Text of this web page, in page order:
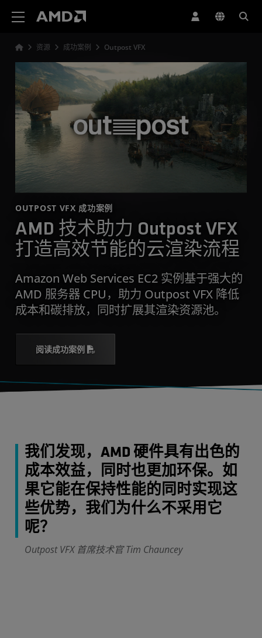
资源 成功案例 Outpost VFX
OUTPOST VFX 成功案例
AMD 技术助力 Outpost VFX
打造高效节能的云渲染流程
Amazon Web Services EC2 实例基于强大的
AMD 服务器 CPU，助力 Outpost VFX 降低
成本和碳排放，同时扩展其渲染资源池。
阅读成功案例
我们发现，AMD 硬件具有出色的
成本效益，同时也更加环保。如
果它能在保持性能的同时实现这
些优势，我们为什么不采用它
呢？
Outpost VFX 首席技术官 Tim Chauncey